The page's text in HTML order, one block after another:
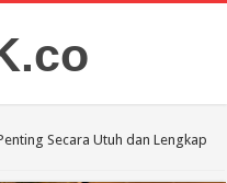
Secara Utuh dan Lengkap